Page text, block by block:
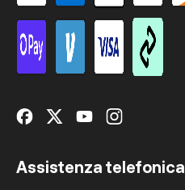
Assistenza telefonica